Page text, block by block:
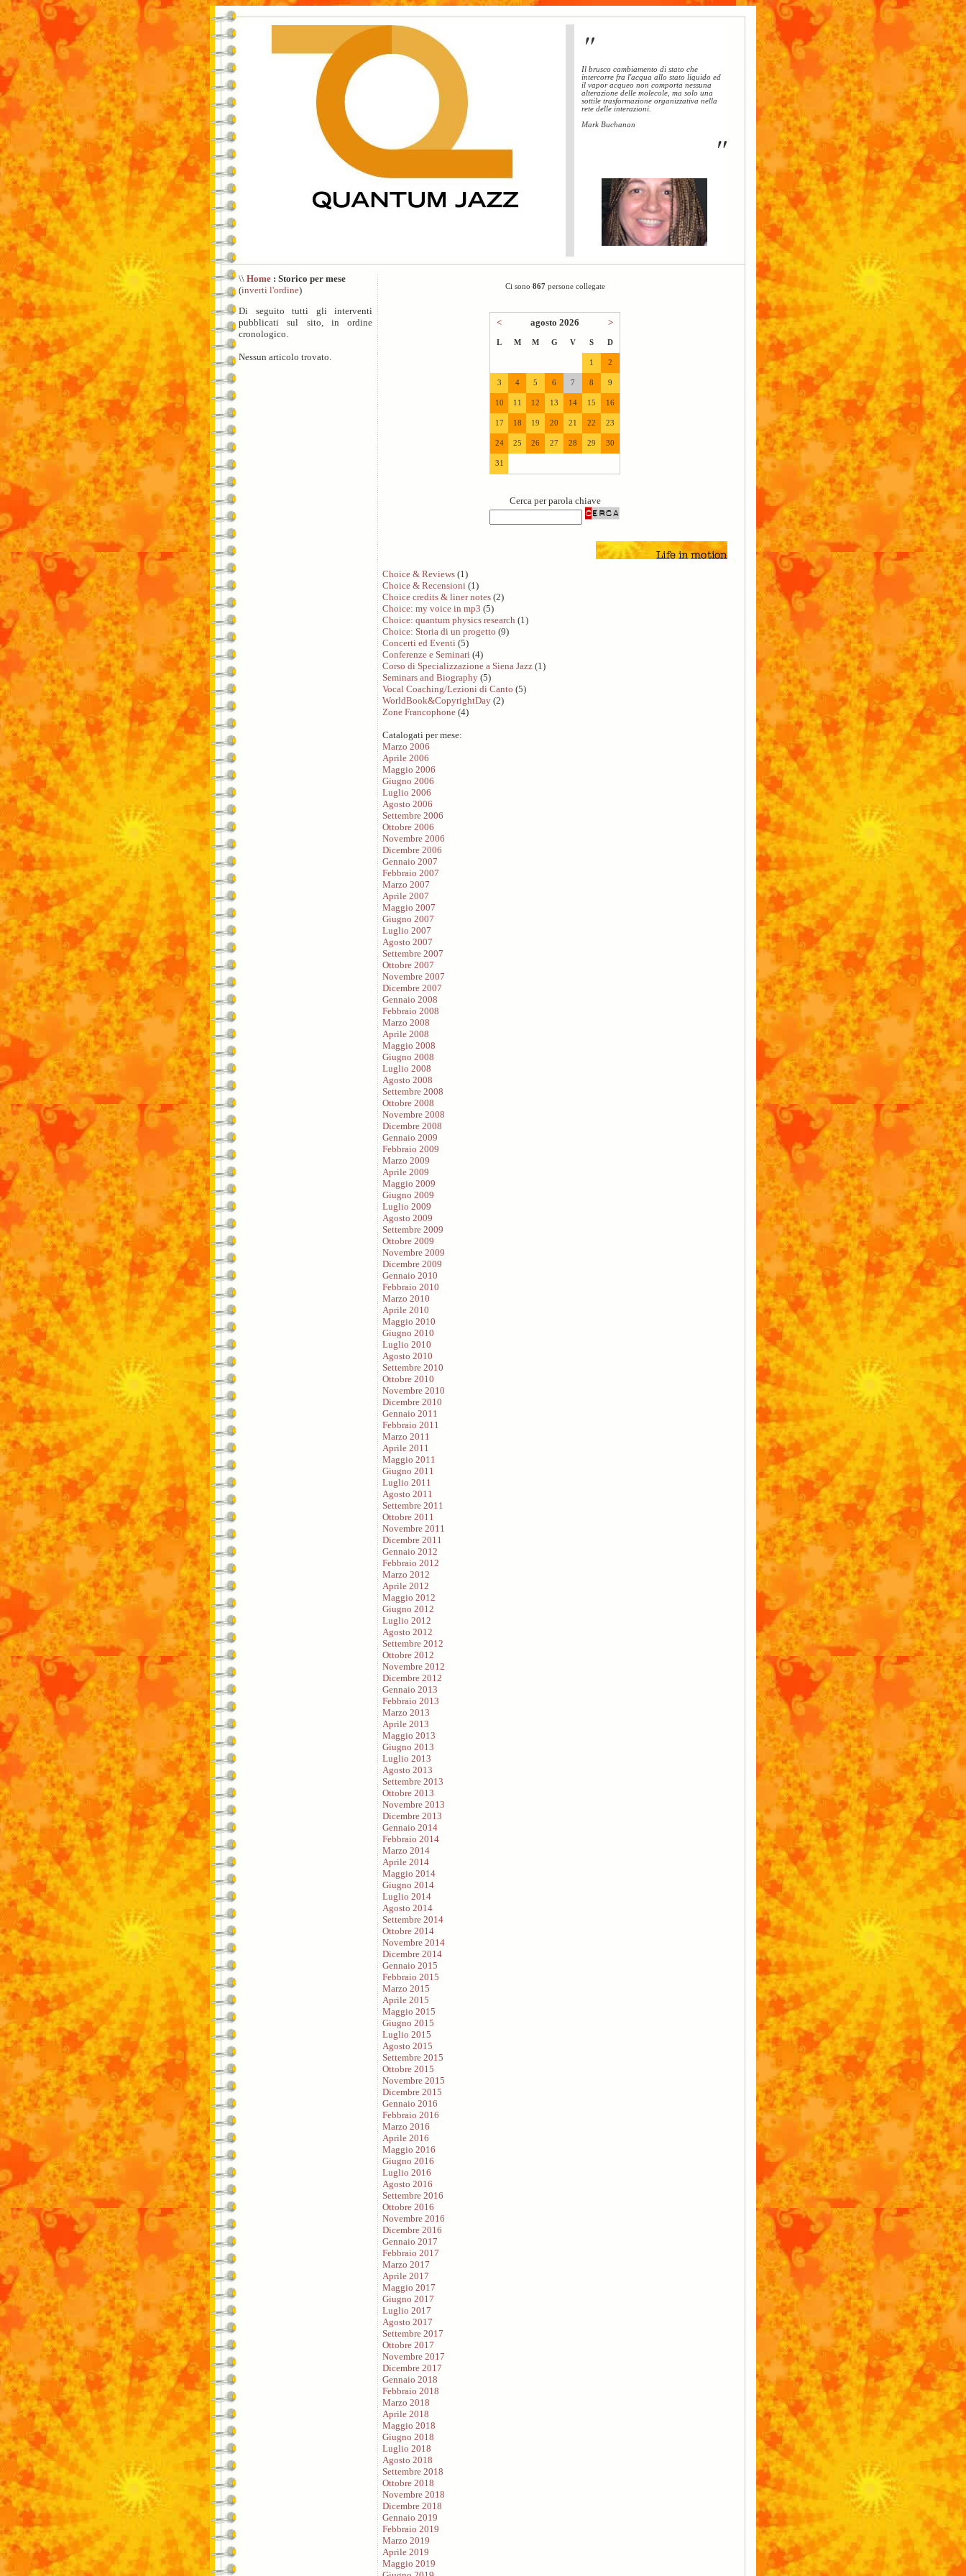
"
Il brusco cambiamento di stato che
intercorre fra l'acqua allo stato liquido ed
il vapor acqueo non comporta nessuna
alterazione delle molecole, ma solo una
sottile trasformazione organizzativa nella
rete delle interazioni.
Mark Buchanan
"
\\ Home : Storico per mese
(inverti l'ordine)
Di seguito tutti gli interventi
pubblicati sul sito, in ordine
cronologico.
Nessun articolo trovato.
Ci sono 867 persone collegate
< agosto 2026 >
L M M G V S D
1 2
3 4 5 6 7 8 9
10 11 12 13 14 15 16
17 18 19 20 21 22 23
24 25 26 27 28 29 30
31
Cerca per parola chiave
Choice & Reviews (1)
Choice & Recensioni (1)
Choice credits & liner notes (2)
Choice: my voice in mp3 (5)
Choice: quantum physics research (1)
Choice: Storia di un progetto (9)
Concerti ed Eventi (5)
Conferenze e Seminari (4)
Corso di Specializzazione a Siena Jazz (1)
Seminars and Biography (5)
Vocal Coaching/Lezioni di Canto (5)
WorldBook&CopyrightDay (2)
Zone Francophone (4)
Catalogati per mese:
Marzo 2006
Aprile 2006
Maggio 2006
Giugno 2006
Luglio 2006
Agosto 2006
Settembre 2006
Ottobre 2006
Novembre 2006
Dicembre 2006
Gennaio 2007
Febbraio 2007
Marzo 2007
Aprile 2007
Maggio 2007
Giugno 2007
Luglio 2007
Agosto 2007
Settembre 2007
Ottobre 2007
Novembre 2007
Dicembre 2007
Gennaio 2008
Febbraio 2008
Marzo 2008
Aprile 2008
Maggio 2008
Giugno 2008
Luglio 2008
Agosto 2008
Settembre 2008
Ottobre 2008
Novembre 2008
Dicembre 2008
Gennaio 2009
Febbraio 2009
Marzo 2009
Aprile 2009
Maggio 2009
Giugno 2009
Luglio 2009
Agosto 2009
Settembre 2009
Ottobre 2009
Novembre 2009
Dicembre 2009
Gennaio 2010
Febbraio 2010
Marzo 2010
Aprile 2010
Maggio 2010
Giugno 2010
Luglio 2010
Agosto 2010
Settembre 2010
Ottobre 2010
Novembre 2010
Dicembre 2010
Gennaio 2011
Febbraio 2011
Marzo 2011
Aprile 2011
Maggio 2011
Giugno 2011
Luglio 2011
Agosto 2011
Settembre 2011
Ottobre 2011
Novembre 2011
Dicembre 2011
Gennaio 2012
Febbraio 2012
Marzo 2012
Aprile 2012
Maggio 2012
Giugno 2012
Luglio 2012
Agosto 2012
Settembre 2012
Ottobre 2012
Novembre 2012
Dicembre 2012
Gennaio 2013
Febbraio 2013
Marzo 2013
Aprile 2013
Maggio 2013
Giugno 2013
Luglio 2013
Agosto 2013
Settembre 2013
Ottobre 2013
Novembre 2013
Dicembre 2013
Gennaio 2014
Febbraio 2014
Marzo 2014
Aprile 2014
Maggio 2014
Giugno 2014
Luglio 2014
Agosto 2014
Settembre 2014
Ottobre 2014
Novembre 2014
Dicembre 2014
Gennaio 2015
Febbraio 2015
Marzo 2015
Aprile 2015
Maggio 2015
Giugno 2015
Luglio 2015
Agosto 2015
Settembre 2015
Ottobre 2015
Novembre 2015
Dicembre 2015
Gennaio 2016
Febbraio 2016
Marzo 2016
Aprile 2016
Maggio 2016
Giugno 2016
Luglio 2016
Agosto 2016
Settembre 2016
Ottobre 2016
Novembre 2016
Dicembre 2016
Gennaio 2017
Febbraio 2017
Marzo 2017
Aprile 2017
Maggio 2017
Giugno 2017
Luglio 2017
Agosto 2017
Settembre 2017
Ottobre 2017
Novembre 2017
Dicembre 2017
Gennaio 2018
Febbraio 2018
Marzo 2018
Aprile 2018
Maggio 2018
Giugno 2018
Luglio 2018
Agosto 2018
Settembre 2018
Ottobre 2018
Novembre 2018
Dicembre 2018
Gennaio 2019
Febbraio 2019
Marzo 2019
Aprile 2019
Maggio 2019